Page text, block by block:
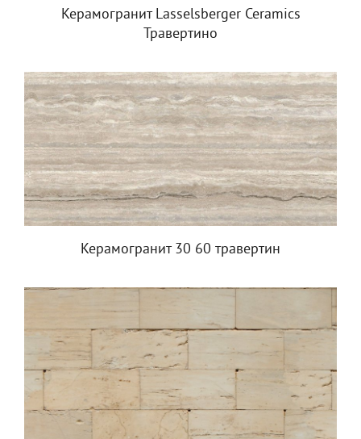
Керамогранит Lasselsberger Ceramics
Травертино
Керамогранит 30 60 травертин